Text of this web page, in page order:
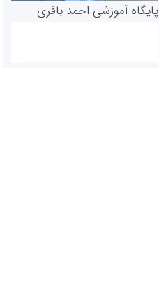
پایگاه آموزشی احمد باقری